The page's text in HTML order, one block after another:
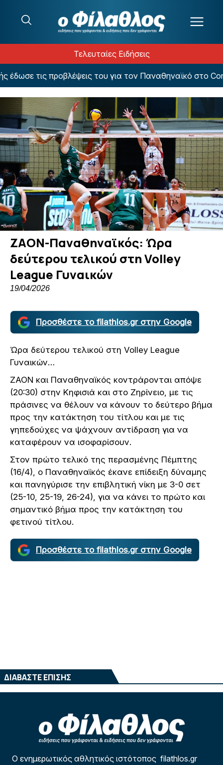
Τελευταίες Ειδήσεις
τις προβλέψεις του για τον Παναθηναϊκό στο
ΖΑΟΝ-Παναθηναϊκός: Ώρα
δεύτερου τελικού στη Volley
League Γυναικών
19/04/2026
Προσθέστε το filathlos.gr στην Google
Ώρα δεύτερου τελικού στη Volley League
Γυναικών…
ΖΑΟΝ και Παναθηναϊκός κοντράρονται απόψε
(20:30) στην Κηφισιά και στο Ζηρίνειο, με τις
πράσινες να θέλουν να κάνουν το δεύτερο βήμα
προς την κατάκτηση του τίτλου και με τις
γηπεδούχες να ψάχνουν αντίδραση για να
καταφέρουν να ισοφαρίσουν.
Στον πρώτο τελικό της περασμένης Πέμπτης
(16/4), ο Παναθηναϊκός έκανε επίδειξη δύναμης
και πανηγύρισε την επιβλητική νίκη με 3-0 σετ
(25-10, 25-19, 26-24), για να κάνει το πρώτο και
σημαντικό βήμα προς την κατάκτηση του
φετινού τίτλου.
Προσθέστε το filathlos.gr στην Google
ΔΙΑΒΑΣΤΕ ΕΠΙΣΗΣ
Ο ενημερωτικός αθλητικός ιστότοπος filathlos.gr